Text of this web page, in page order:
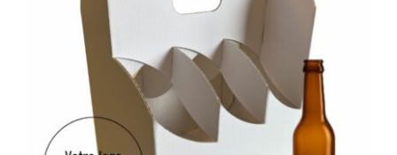
AJOUTER AU PANIER
/
DÉTAILS